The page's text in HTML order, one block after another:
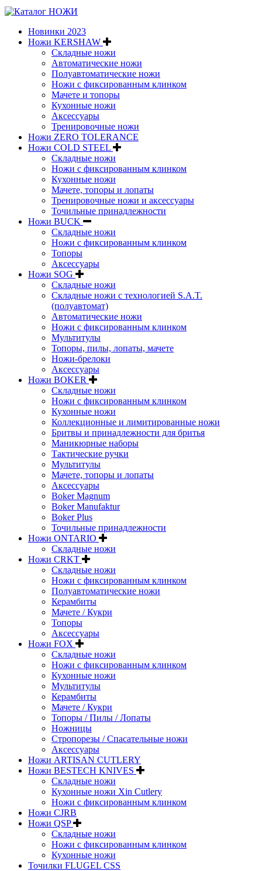
Новинки 2023
Ножи KERSHAW
Складные ножи
Автоматические ножи
Полуавтоматические ножи
Ножи с фиксированным клинком
Мачете и топоры
Кухонные ножи
Аксессуары
Тренировочные ножи
Ножи ZERO TOLERANCE
Ножи COLD STEEL
Складные ножи
Ножи с фиксированным клинком
Кухонные ножи
Мачете, топоры и лопаты
Тренировочные ножи и аксессуары
Точильные принадлежности
Ножи BUCK
Складные ножи
Ножи с фиксированным клинком
Топоры
Аксессуары
Ножи SOG
Складные ножи
Складные ножи с технологией S.A.T.
(полуавтомат)
Автоматические ножи
Ножи с фиксированным клинком
Мультитулы
Топоры, пилы, лопаты, мачете
Ножи-брелоки
Аксессуары
Ножи BOKER
Складные ножи
Ножи с фиксированным клинком
Кухонные ножи
Коллекционные и лимитированные ножи
Бритвы и принадлежности для бритья
Маникюрные наборы
Тактические ручки
Мультитулы
Мачете, топоры и лопаты
Аксессуары
Boker Magnum
Boker Manufaktur
Boker Plus
Точильные принадлежности
Ножи ONTARIO
Складные ножи
Ножи CRKT
Складные ножи
Ножи с фиксированным клинком
Полуавтоматические ножи
Керамбиты
Мачете / Кукри
Топоры
Аксессуары
Ножи FOX
Складные ножи
Ножи с фиксированным клинком
Кухонные ножи
Мультитулы
Керамбиты
Мачете / Кукри
Топоры / Пилы / Лопаты
Ножницы
Стропорезы / Спасательные ножи
Аксессуары
Ножи ARTISAN CUTLERY
Ножи BESTECH KNIVES
Складные ножи
Кухонные ножи Xin Cutlery
Ножи с фиксированным клинком
Ножи CJRB
Ножи QSP
Складные ножи
Ножи с фиксированным клинком
Кухонные ножи
Точилки FLUGEL CSS